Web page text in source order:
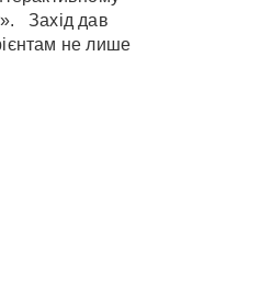
Захід дав
не лише